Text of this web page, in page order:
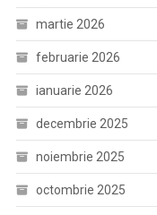
martie 2026
februarie 2026
ianuarie 2026
decembrie 2025
noiembrie 2025
octombrie 2025